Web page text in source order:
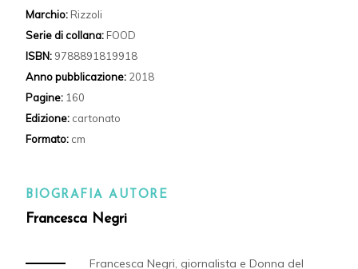
Marchio: Rizzoli
Serie di collana: FOOD
ISBN: 9788891819918
Anno pubblicazione: 2018
Pagine: 160
Edizione: cartonato
Formato: cm
BIOGRAFIA AUTORE
Francesca Negri
Francesca Negri, giornalista e Donna del